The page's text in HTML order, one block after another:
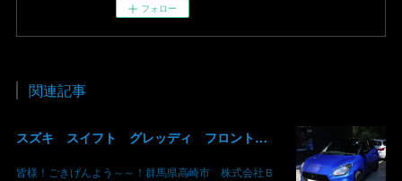
フォロー
関連記事
スズキ スイフト グレッディ フロントリップスポイラー リアウイング 塗装 カーボン クリア 持込み部品 取り付け 群馬 高崎
皆様！ごきげんよう～～！群馬県高崎市 株式会社Ｂ